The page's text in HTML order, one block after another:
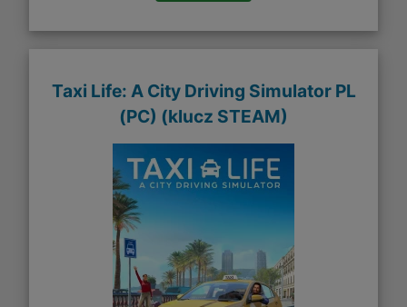
Taxi Life: A City Driving Simulator PL
(PC) (klucz STEAM)